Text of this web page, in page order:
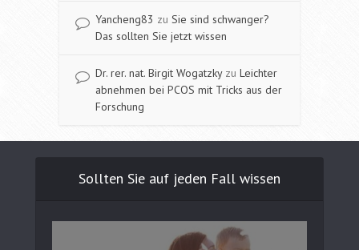
Yancheng83 zu Sie sind schwanger?
Das sollten Sie jetzt wissen
Dr. rer. nat. Birgit Wogatzkyzu Leichter
abnehmen bei PCOS mit Tricks aus der
Forschung
Sollten Sie auf jeden Fall wissen